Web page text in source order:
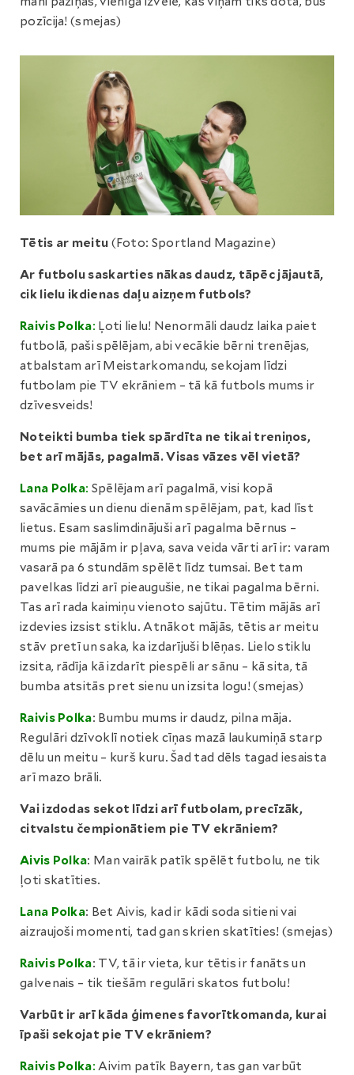
pozīcija! (smejas)
Tētis ar meitu (Foto: Sportland Magazine)
Ar futbolu saskarties nākas daudz, tāpēc jājautā,
cik lielu ikdienas daļu aizņem futbols?
Raivis Polka: Ļoti lielu! Nenormāli daudz laika paiet
futbolā, paši spēlējam, abi vecākie bērni trenējas,
atbalstam arī Meistarkomandu, sekojam līdzi
futbolam pie TV ekrāniem – tā kā futbols mums ir
dzīvesveids!
Noteikti bumba tiek spārdīta ne tikai treniņos,
bet arī mājās, pagalmā. Visas vāzes vēl vietā?
Lana Polka: Spēlējam arī pagalmā, visi kopā
savācāmies un dienu dienām spēlējam, pat, kad līst
lietus. Esam saslimdinājuši arī pagalma bērnus –
mums pie mājām ir pļava, sava veida vārti arī ir: varam
vasarā pa 6 stundām spēlēt līdz tumsai. Bet tam
pavelkas līdzi arī pieaugušie, ne tikai pagalma bērni.
Tas arī rada kaimiņu vienoto sajūtu. Tētim mājās arī
izdevies izsist stiklu. Atnākot mājās, tētis ar meitu
stāv pretī un saka, ka izdarījuši blēņas. Lielo stiklu
izsita, rādīja kā izdarīt piespēli ar sānu – kā sita, tā
bumba atsitās pret sienu un izsita logu! (smejas)
Raivis Polka: Bumbu mums ir daudz, pilna māja.
Regulāri dzīvoklī notiek cīņas mazā laukumiņā starp
dēlu un meitu – kurš kuru. Šad tad dēls tagad iesaista
arī mazo brāli.
Vai izdodas sekot līdzi arī futbolam, precīzāk,
citvalstu čempionātiem pie TV ekrāniem?
Aivis Polka: Man vairāk patīk spēlēt futbolu, ne tik
ļoti skatīties.
Lana Polka: Bet Aivis, kad ir kādi soda sitieni vai
aizraujoši momenti, tad gan skrien skatīties! (smejas)
Raivis Polka: TV, tā ir vieta, kur tētis ir fanāts un
galvenais – tik tiešām regulāri skatos futbolu!
Varbūt ir arī kāda ģimenes favorītkomanda, kurai
īpaši sekojat pie TV ekrāniem?
Raivis Polka: Aivim patīk Bayern, tas gan varbūt